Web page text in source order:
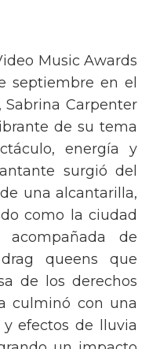
Music Awards
septiembre en el
Sabrina Carpenter
de su tema
energía y
surgió del
una alcantarilla,
como la ciudad
de
queens que
de los derechos
culminó con una
efectos de lluvia